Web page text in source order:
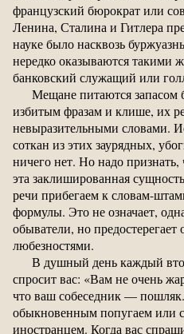
французский бюрократ или
Ленина, Сталина и Гитлера
науке было насквозь
нередко оказываются такими
банковский служащий или
Мещане питаются запасом
избитым фразам и клише, их
невыразительными словами.
соткан из этих заурядных,
ничего нет. Но надо
эта заклишированная
речи прибегаем к словам-
формулы. Это не означает,
обыватели, но
любезностями.
В душный день каждый
спросит вас: «Вам не очень
что ваш собеседник —
обыкновенным попугаем или
иностранцем. Когда вас